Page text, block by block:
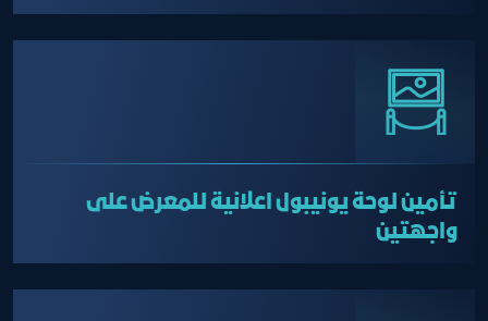
تأمين لوحة يونيبول اعلانية للمعرض على
واجهتين